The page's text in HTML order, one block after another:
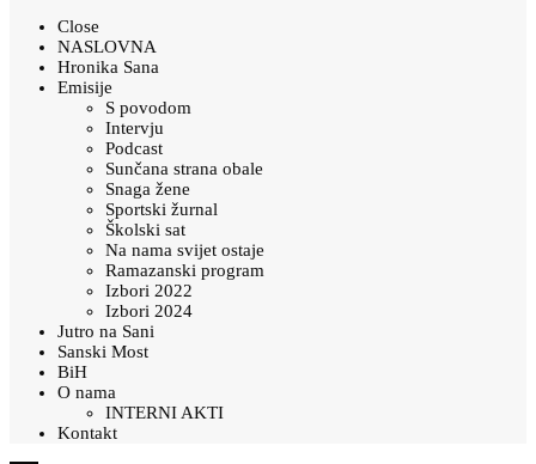
Close
NASLOVNA
Hronika Sana
Emisije
S povodom
Intervju
Podcast
Sunčana strana obale
Snaga žene
Sportski žurnal
Školski sat
Na nama svijet ostaje
Ramazanski program
Izbori 2022
Izbori 2024
Jutro na Sani
Sanski Most
BiH
O nama
INTERNI AKTI
Kontakt